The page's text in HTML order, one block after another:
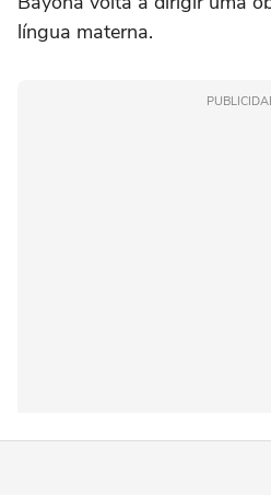
língua materna.